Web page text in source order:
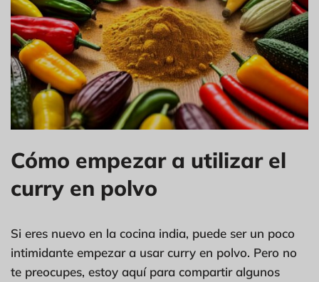
Cómo empezar a utilizar el
curry en polvo
Si eres nuevo en la cocina india, puede ser un poco
intimidante empezar a usar curry en polvo. Pero no
te preocupes, estoy aquí para compartir algunos